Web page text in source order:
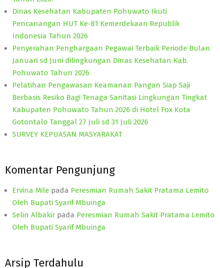
Dinas Kesehatan Kabupaten Pohuwato Ikuti
Pencanangan HUT Ke-81 Kemerdekaan Republik
Indonesia Tahun 2026
Penyerahan Penghargaan Pegawai Terbaik Periode Bulan
Januari sd Juni dilingkungan Dinas Kesehatan Kab.
Pohuwato Tahun 2026
Pelatihan Pengawasan Keamanan Pangan Siap Saji
Berbasis Resiko Bagi Tenaga Sanitasi Lingkungan Tingkat
Kabupaten Pohuwato Tahun 2026 di Hotel Fox Kota
Gotontalo Tanggal 27 Juli sd 31 Juli 2026
SURVEY KEPUASAN MASYARAKAT
Komentar Pengunjung
Ervina Mile pada Peresmian Rumah Sakit Pratama Lemito
Oleh Bupati Syarif Mbuinga
Selin Albakir pada Peresmian Rumah Sakit Pratama Lemito
Oleh Bupati Syarif Mbuinga
Arsip Terdahulu